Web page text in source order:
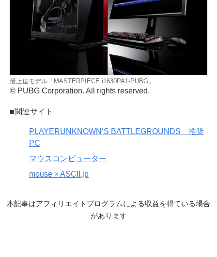
最上位モデル「MASTERPIECE i1630PA1-PUBG」
© PUBG Corporation. All rights reserved.
■関連サイト
PLAYERUNKNOWN‘S BATTLEGROUNDS 推奨
PC
マウスコンピューター
mouse × ASCII.jp
本記事はアフィリエイトプログラムによる収益を得ている場合
があります